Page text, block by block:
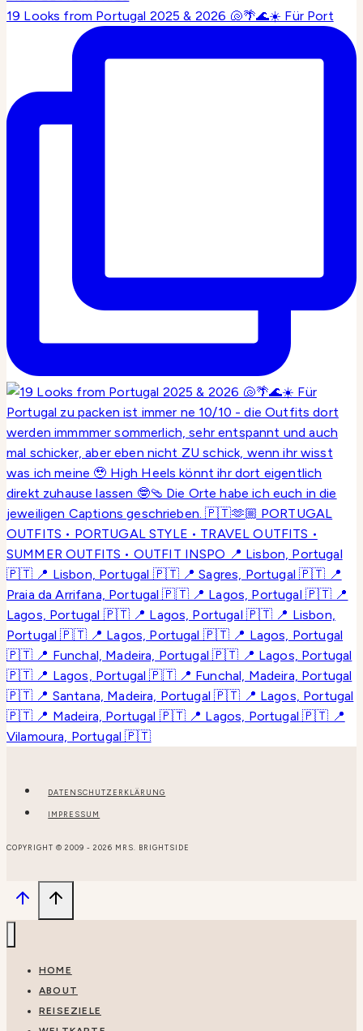
19 Looks from Portugal 2025 & 2026 🐚🌴🌊☀️ Für Port
DATENSCHUTZERKLÄRUNG
IMPRESSUM
COPYRIGHT © 2009 - 2026 MRS. BRIGHTSIDE
HOME
ABOUT
REISEZIELE